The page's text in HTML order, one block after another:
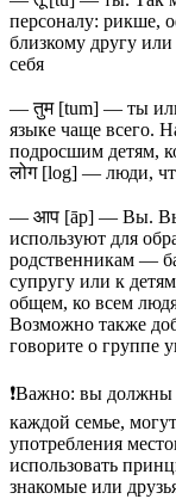
персоналу: рикше,
близкому другу
себя
— तुम [tum] — ты или
языке чаще всего.
подросшим детям,
लोग [log] — люди,
— आप [āp] — Вы.
используют для
родственникам —
супругу или к
общем, ко всем
Возможно также
говорите о группе
❗Важно: вы должны
каждой семье,
употребления
использовать
знакомые или